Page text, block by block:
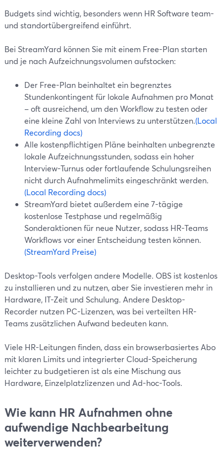
Budgets sind wichtig, besonders wenn HR Software team-
und standortübergreifend einführt.
Bei StreamYard können Sie mit einem Free-Plan starten
und je nach Aufzeichnungsvolumen aufstocken:
Der Free-Plan beinhaltet ein begrenztes
Stundenkontingent für lokale Aufnahmen pro Monat
– oft ausreichend, um den Workflow zu testen oder
eine kleine Zahl von Interviews zu unterstützen.(Local
Recording docs)
Alle kostenpflichtigen Pläne beinhalten unbegrenzte
lokale Aufzeichnungsstunden, sodass ein hoher
Interview-Turnus oder fortlaufende Schulungsreihen
nicht durch Aufnahmelimits eingeschränkt werden.
(Local Recording docs)
StreamYard bietet außerdem eine 7-tägige
kostenlose Testphase und regelmäßig
Sonderaktionen für neue Nutzer, sodass HR-Teams
Workflows vor einer Entscheidung testen können.
(StreamYard Preise)
Desktop-Tools verfolgen andere Modelle. OBS ist kostenlos
zu installieren und zu nutzen, aber Sie investieren mehr in
Hardware, IT-Zeit und Schulung. Andere Desktop-
Recorder nutzen PC-Lizenzen, was bei verteilten HR-
Teams zusätzlichen Aufwand bedeuten kann.
Viele HR-Leitungen finden, dass ein browserbasiertes Abo
mit klaren Limits und integrierter Cloud-Speicherung
leichter zu budgetieren ist als eine Mischung aus
Hardware, Einzelplatzlizenzen und Ad-hoc-Tools.
Wie kann HR Aufnahmen ohne
aufwendige Nachbearbeitung
weiterverwenden?